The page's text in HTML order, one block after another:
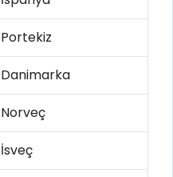
Portekiz
Danimarka
Norveç
İsveç